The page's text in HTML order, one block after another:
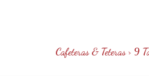
Cafeteras & Teteras > 9